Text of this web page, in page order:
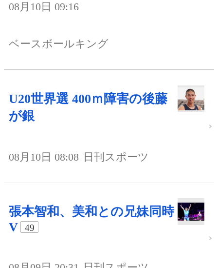
08月10日 09:16
ベースボールキング
U20世界選 400ｍ障害の後藤
が銀
08月10日 08:08 日刊スポーツ
張本智和、美和との兄妹同時
V
49